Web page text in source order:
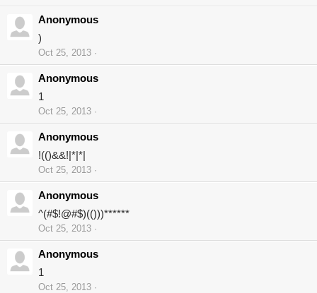
Anonymous
)
Oct 25, 2013
Anonymous
1
Oct 25, 2013
Anonymous
!(()&&!|*|*|
Oct 25, 2013
Anonymous
^(#$!@#$)(()))******
Oct 25, 2013
Anonymous
1
Oct 25, 2013